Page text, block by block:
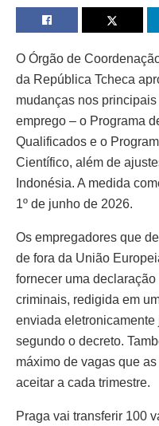
O Órgão de
da República Tcheca
mudanças nos
emprego – o Programa
Qualificados e o
Científico, além de
Indonésia. A medida
1º de junho de 2026.
Os empregadores que
de fora da União
fornecer uma
criminais, redigida em
enviada
segundo o decreto.
máximo de vagas que
aceitar a cada trimestre.
Praga vai transferir 100